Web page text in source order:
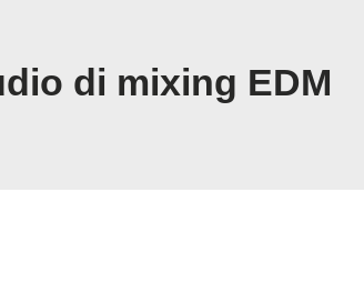
di mixing EDM